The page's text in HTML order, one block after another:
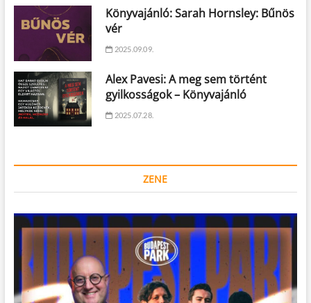
Könyvajánló: Sarah Hornsley: Bűnös
vér
2025.09.09.
Alex Pavesi: A meg sem történt
gyilkosságok – Könyvajánló
2025.07.28.
ZENE